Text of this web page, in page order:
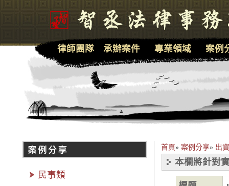
首頁» 案例分享» 出
本欄將針對
律師團隊 承辦案件 專業領域 案例
民事類